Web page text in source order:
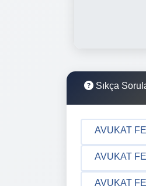
Sıkça
AVUKAT
AVUKAT
AVUKAT